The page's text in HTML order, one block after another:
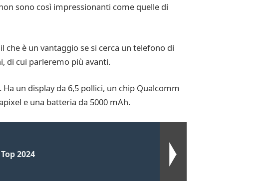
sono così impressionanti come quelle di
che è un vantaggio se si cerca un telefono di
di cui parleremo più avanti.
un display da 6,5 pollici, un chip Qualcomm
e una batteria da 5000 mAh.
2024